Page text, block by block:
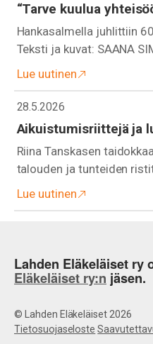
“Tarve kuulua
Hankasalmella juhlittiin
Teksti ja kuvat: SAANA
Lue uutinen
28.5.2026
Aikuistumisriittejä ja
Riina Tanskasen
talouden ja tunteiden
Lue uutinen
Lahden Eläkeläiset ry
Eläkeläiset ry:n jäsen.
© Lahden Eläkeläiset 2026
Tietosuojaseloste